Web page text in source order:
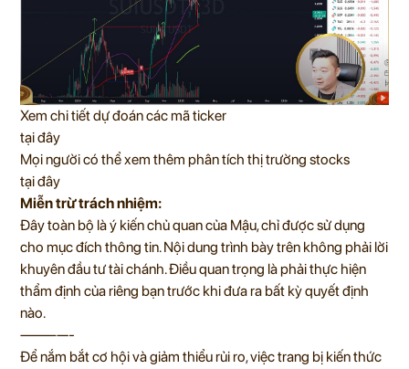
Xem chi tiết dự đoán các mã ticker
tại đây
Mọi người có thể xem thêm phân tích thị trường stocks
tại đây
Miễn trừ trách nhiệm:
Đây toàn bộ là ý kiến chủ quan của Mậu, chỉ được sử dụng
cho mục đích thông tin. Nội dung trình bày trên không phải lời
khuyên đầu tư tài chánh. Điều quan trọng là phải thực hiện
thẩm định của riêng bạn trước khi đưa ra bất kỳ quyết định
nào.
————-
Để nắm bắt cơ hội và giảm thiểu rủi ro, việc trang bị kiến thức